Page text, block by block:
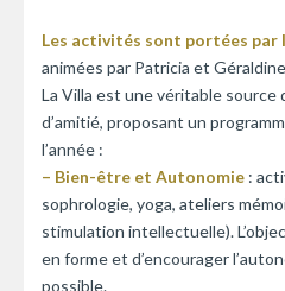
Les activités sont portées par
animées par Patricia et
La Villa est une véritable source
d’amitié, proposant un
l’année :
– Bien-être et Autonomie :
sophrologie, yoga, ateliers
stimulation intellectuelle).
en forme et d’encourager
possible.